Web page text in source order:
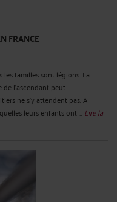
FRANCE
familles sont légions. La
l’ascendant peut
ne s’y attendent pas. A
leurs enfants ont ... Lire la